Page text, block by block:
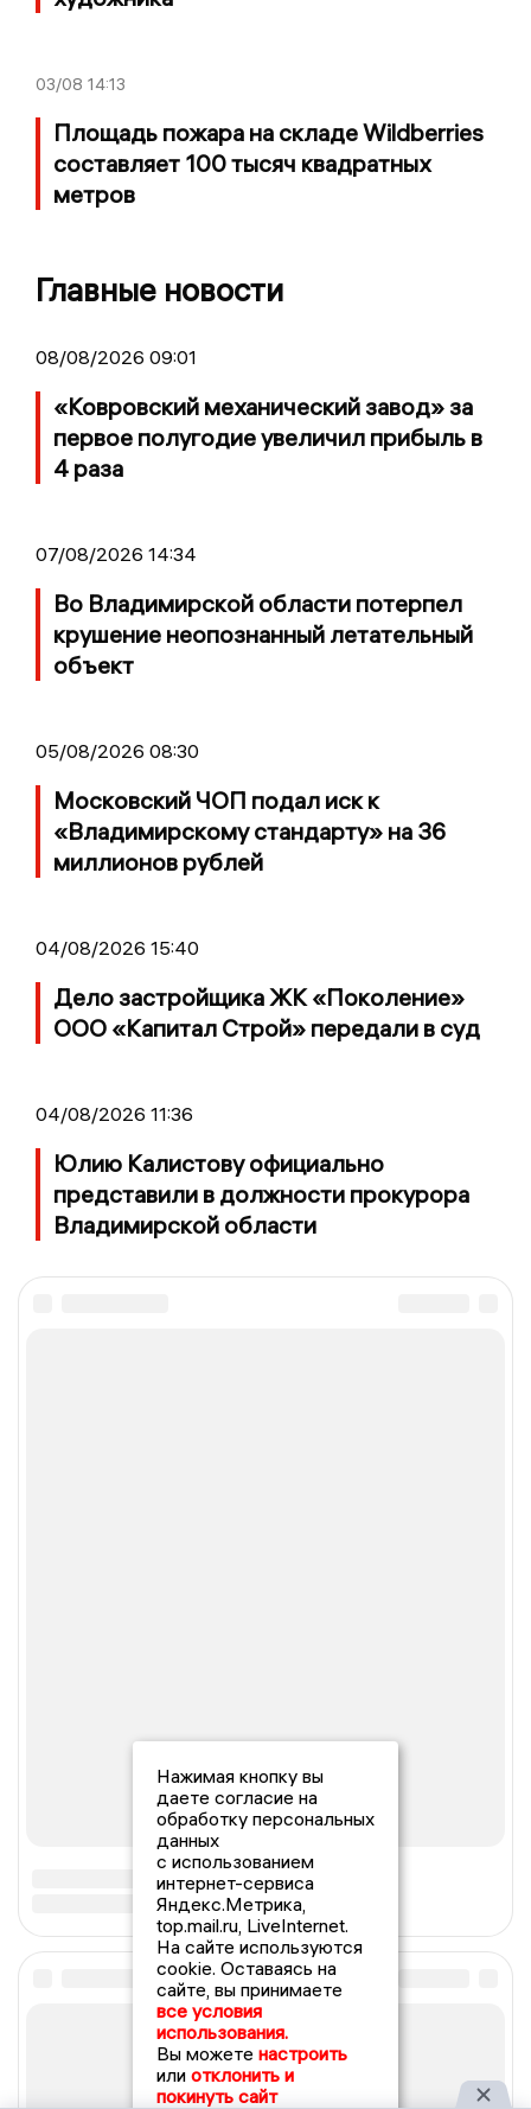
03/08 14:13
Площадь пожара на складе Wildberries
составляет 100 тысяч квадратных
метров
Главные новости
08/08/2026 09:01
«Ковровский механический завод» за
первое полугодие увеличил прибыль в
4 раза
07/08/2026 14:34
Во Владимирской области потерпел
крушение неопознанный летательный
объект
05/08/2026 08:30
Московский ЧОП подал иск к
«Владимирскому стандарту» на 36
миллионов рублей
04/08/2026 15:40
Дело застройщика ЖК «Поколение»
ООО «Капитал Строй» передали в суд
04/08/2026 11:36
Юлию Калистову официально
представили в должности прокурора
Владимирской области
Нажимая кнопку вы
даете согласие на
обработку персональных
данных
с использованием
интернет-сервиса
Яндекс.Метрика,
top.mail.ru, LiveInternet.
На сайте используются
cookie. Оставаясь на
сайте, вы принимаете
все условия
использования.
Вы можете настроить
или отклонить и
покинуть сайт